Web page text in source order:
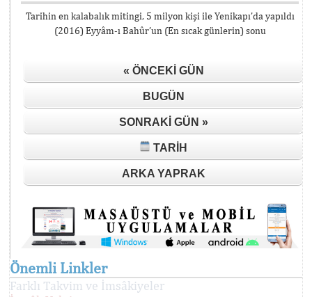
Tarihin en kalabalık mitingi, 5 milyon kişi ile Yenikapı’da yapıldı
(2016) Eyyâm-ı Bahûr’un (En sıcak günlerin) sonu
« ÖNCEKI GÜN
BUGÜN
SONRAKI GÜN »
TARIH
ARKA YAPRAK
Önemli Linkler
Farklı Takvim ve İmsâkiyeler